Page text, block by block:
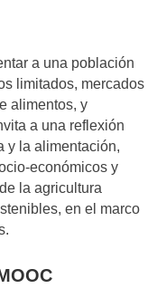
a una población
limitados, mercados
alimentos, y
a una reflexión
y la alimentación,
económicos y
la agricultura
en el marco